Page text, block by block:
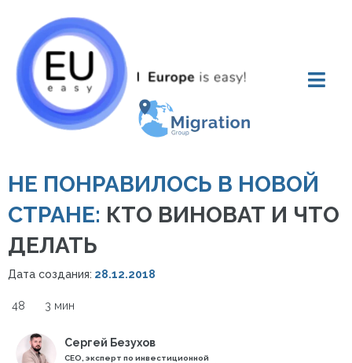
НЕ ПОНРАВИЛОСЬ В НОВОЙ
СТРАНЕ: КТО ВИНОВАТ И ЧТО
ДЕЛАТЬ
Дата создания: 28.12.2018
48 3 мин
Сергей Безухов
СЕО, эксперт по инвестиционной